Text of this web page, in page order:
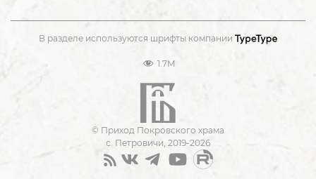
В разделе используются шрифты компании
1.7M
© Приход Покровского храма
с. Петровичи, 2019-2026